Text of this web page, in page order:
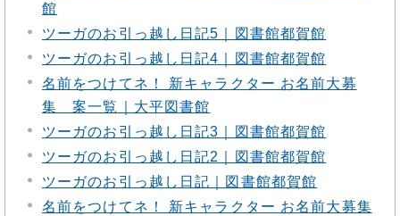
館
ツーガのお引っ越し日記5｜図書館都賀館
ツーガのお引っ越し日記4｜図書館都賀館
名前をつけてネ！ 新キャラクター お名前大募
集 案一覧｜大平図書館
ツーガのお引っ越し日記3｜図書館都賀館
ツーガのお引っ越し日記2｜図書館都賀館
ツーガのお引っ越し日記｜図書館都賀館
名前をつけてネ！ 新キャラクター お名前大募集